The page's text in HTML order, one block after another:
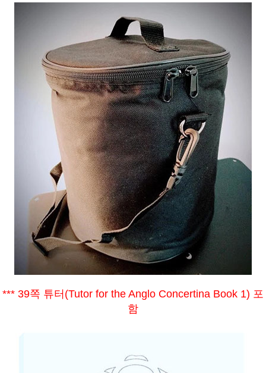
*** 39쪽 튜터(Tutor for the Anglo Concertina Book 1) 포
함